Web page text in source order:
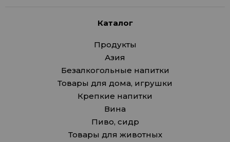
Каталог
Продукты
Азия
Безалкогольные напитки
Товары для дома, игрушки
Крепкие напитки
Вина
Пиво, сидр
Товары для животных